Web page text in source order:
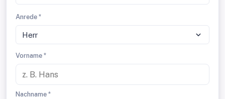
Anrede *
Herr
Vorname *
Nachname *